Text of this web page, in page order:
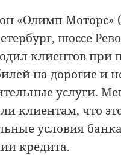
«Олимп Моторс»
шоссе
клиентов при
на дорогие и
услуги.
клиентам, что
условия
кредита.